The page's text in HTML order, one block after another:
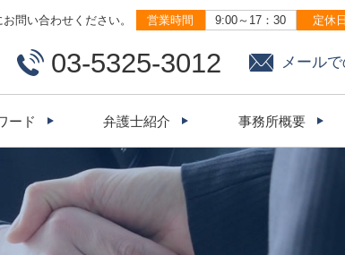
問い合わせください。 営業時間 9:00～17：30 定休日
03-5325-3012 メール
ード 弁護士紹介 事務所概要